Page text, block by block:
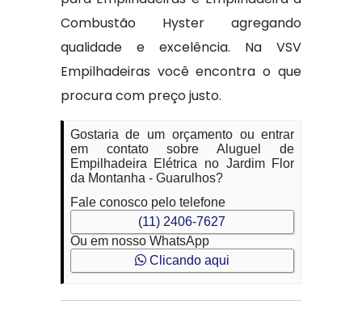
Combustão Hyster agregando
qualidade e excelência. Na VSV
Empilhadeiras você encontra o que
procura com preço justo.
Gostaria de um orçamento ou entrar
em contato sobre Aluguel de
Empilhadeira Elétrica no Jardim Flor
da Montanha - Guarulhos?
Fale conosco pelo telefone
(11) 2406-7627
Ou em nosso WhatsApp
Clicando aqui